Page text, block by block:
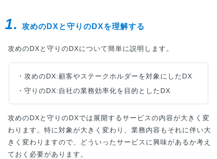
1. 攻めのDXと守りのDXを理解する
攻めのDXと守りのDXについて簡単に説明します。
・攻めのDX:顧客やステークホルダーを対象にしたDX
・守りのDX:自社の業務効率化を目的としたDX
攻めのDXと守りのDXでは展開するサービスの内容が大きく変
わります。特に対象が大きく変わり、業務内容もそれに伴い大
きく変わりますので、どういったサービスに興味があるか考え
ておく必要があります。